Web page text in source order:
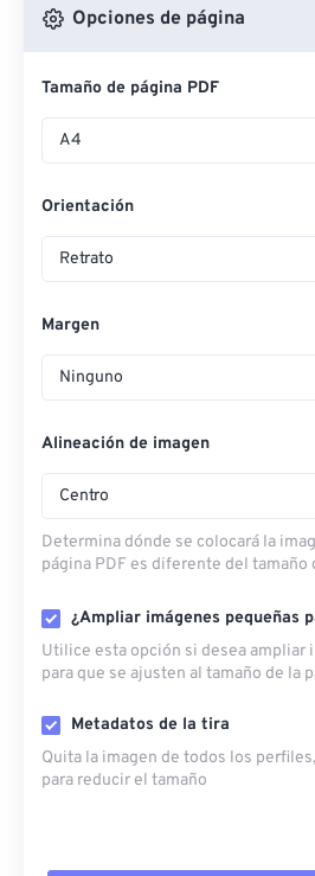
Desde OneDrive
Desde URL
Opciones de página
Tamaño de página PDF
A4
Orientación
Retrato
Margen
Ninguno
Alineación de imagen
Centro
Determina dónde se colocará la
página PDF es diferente del tamaño
¿Ampliar imágenes pequeñas
Utilice esta opción si desea ampliar
para que se ajusten al tamaño de la
Metadatos de la tira
Quita la imagen de todos los
para reducir el tamaño